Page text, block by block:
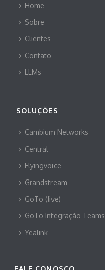
Home
Sobre
Clientes
Contato
LLMs
SOLUÇÕES
Cambium Networks
Central
Flyingvoice
Grandstream
GoTo (Jive)
GoTo Integração Teams
Yealink